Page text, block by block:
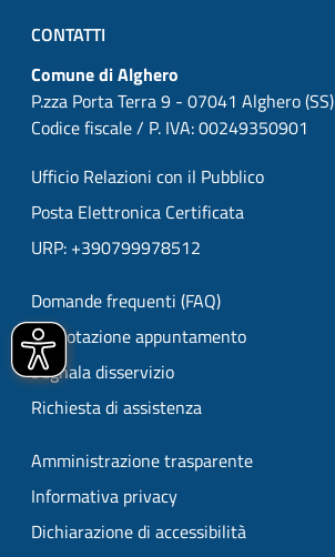
CONTATTI
Comune di Alghero
P.zza Porta Terra 9 - 07041 Alghero (SS)
Codice fiscale / P. IVA: 00249350901
Ufficio Relazioni con il Pubblico
Posta Elettronica Certificata
URP: +390799978512
Domande frequenti (FAQ)
Prenotazione appuntamento
Segnala disservizio
Richiesta di assistenza
Amministrazione trasparente
Informativa privacy
Dichiarazione di accessibilità